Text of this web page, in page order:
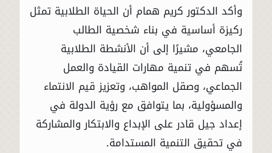
وأكد الدكتور كريم همام أن الحياة الطلابية تمثل
ركيزة أساسية في بناء شخصية الطالب
الجامعي، مشيرًا إلى أن الأنشطة الطلابية
تُسهم في تنمية مهارات القيادة والعمل
الجماعي، وصقل المواهب، وتعزيز قيم الانتماء
والمسؤولية، بما يتوافق مع رؤية الدولة في
إعداد جيل قادر على الإبداع والابتكار والمشاركة
في تحقيق التنمية المستدامة.